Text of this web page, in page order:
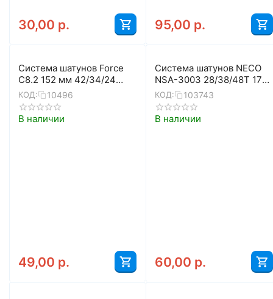
30,00 р. 95,00 р.
Система шатунов Force
C8.2 152 мм 42/34/24
64042 (чёрный)
КОД: 10496
В наличии
49,00 р.
Система шатунов NECO
NSA-3003 28/38/48T 170
мм (чёрный)
КОД: 103743
В наличии
60,00 р.